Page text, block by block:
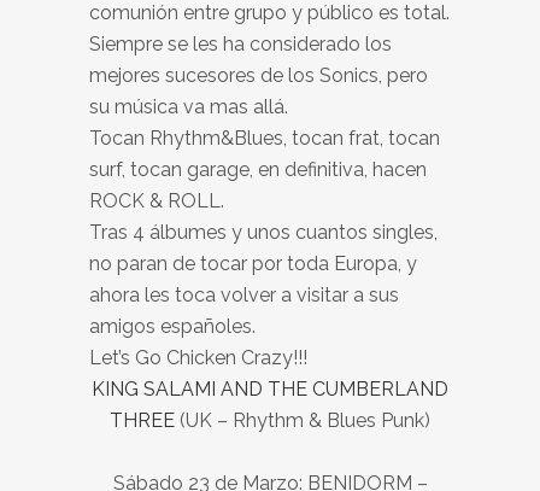
comunión entre grupo y público es total.
Siempre se les ha considerado los
mejores sucesores de los Sonics, pero
su música va mas allá.
Tocan Rhythm&Blues, tocan frat, tocan
surf, tocan garage, en definitiva, hacen
ROCK & ROLL.
Tras 4 álbumes y unos cuantos singles,
no paran de tocar por toda Europa, y
ahora les toca volver a visitar a sus
amigos españoles.
Let’s Go Chicken Crazy!!!
KING SALAMI AND THE CUMBERLAND
THREE (UK – Rhythm & Blues Punk)
Sábado 23 de Marzo: BENIDORM –